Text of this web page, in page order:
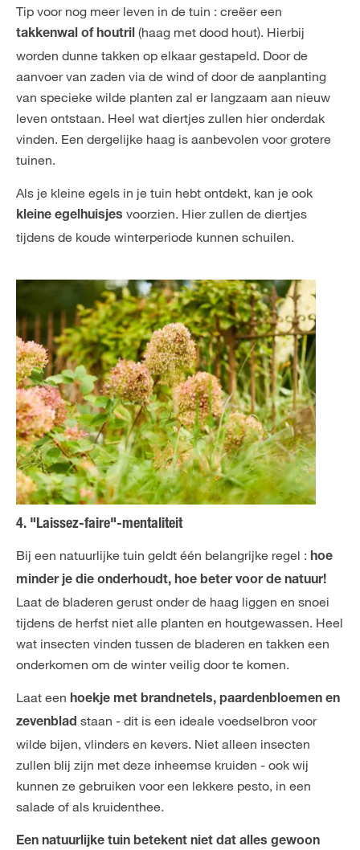
Tip voor nog meer leven in de tuin : creëer een
takkenwal of houtril (haag met dood hout). Hierbij
worden dunne takken op elkaar gestapeld. Door de
aanvoer van zaden via de wind of door de aanplanting
van specieke wilde planten zal er langzaam aan nieuw
leven ontstaan. Heel wat diertjes zullen hier onderdak
vinden. Een dergelijke haag is aanbevolen voor grotere
tuinen.
Als je kleine egels in je tuin hebt ontdekt, kan je ook
kleine egelhuisjes voorzien. Hier zullen de diertjes
tijdens de koude winterperiode kunnen schuilen.
4. "Laissez-faire"-mentaliteit
Bij een natuurlijke tuin geldt één belangrijke regel : hoe
minder je die onderhoudt, hoe beter voor de natuur!
Laat de bladeren gerust onder de haag liggen en snoei
tijdens de herfst niet alle planten en houtgewassen. Heel
wat insecten vinden tussen de bladeren en takken een
onderkomen om de winter veilig door te komen.
Laat een hoekje met brandnetels, paardenbloemen en
zevenblad staan - dit is een ideale voedselbron voor
wilde bijen, vlinders en kevers. Niet alleen insecten
zullen blij zijn met deze inheemse kruiden - ook wij
kunnen ze gebruiken voor een lekkere pesto, in een
salade of als kruidenthee.
Een natuurlijke tuin betekent niet dat alles gewoon